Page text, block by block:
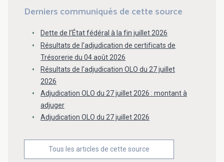
Derniers communiqués de cette source
Dette de l’État fédéral à la fin juillet 2026
Résultats de l'adjudication de certificats de
Trésorerie du 04 août 2026
Résultats de l'adjudication OLO du 27 juillet
2026
Adjudication OLO du 27 juillet 2026 : montant à
adjuger
Adjudication OLO du 27 juillet 2026
Tous les articles de cette source